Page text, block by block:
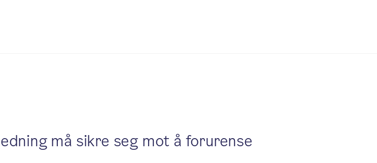
må sikre seg mot å forurense